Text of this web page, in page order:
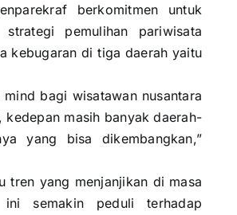
berkomitmen untuk
pemulihan pariwisata
kebugaran di tiga daerah yaitu
bagi wisatawan nusantara
masih banyak daerah-
yang bisa dikembangkan,”
tren yang menjanjikan di masa
ini semakin peduli terhadap